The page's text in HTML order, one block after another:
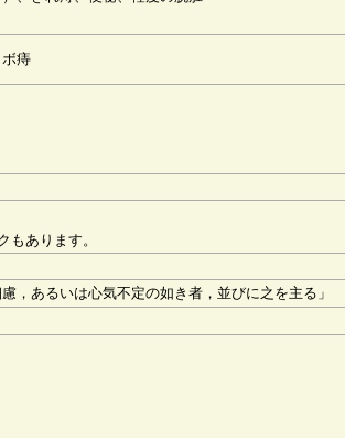
痔
あります。
，あるいは心気不定の如き者，並びに之を主る」